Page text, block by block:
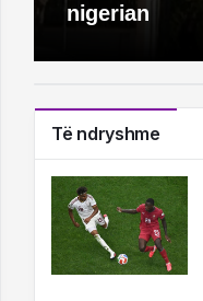
nigerian
Të ndryshme